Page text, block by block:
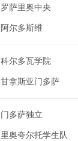
罗萨里奥中央
阿尔多斯维
科尔多瓦学院
甘拿斯亚门多萨
门多萨独立
里奥夸尔托学生队